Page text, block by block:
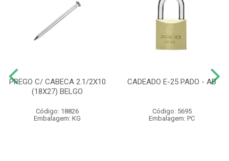
PREGO C/ CABECA 2.1/2X10
(18X27) BELGO
Código: 18826
Embalagem: KG
CADEADO E-25 PADO - AB
Código: 5695
Embalagem: PC